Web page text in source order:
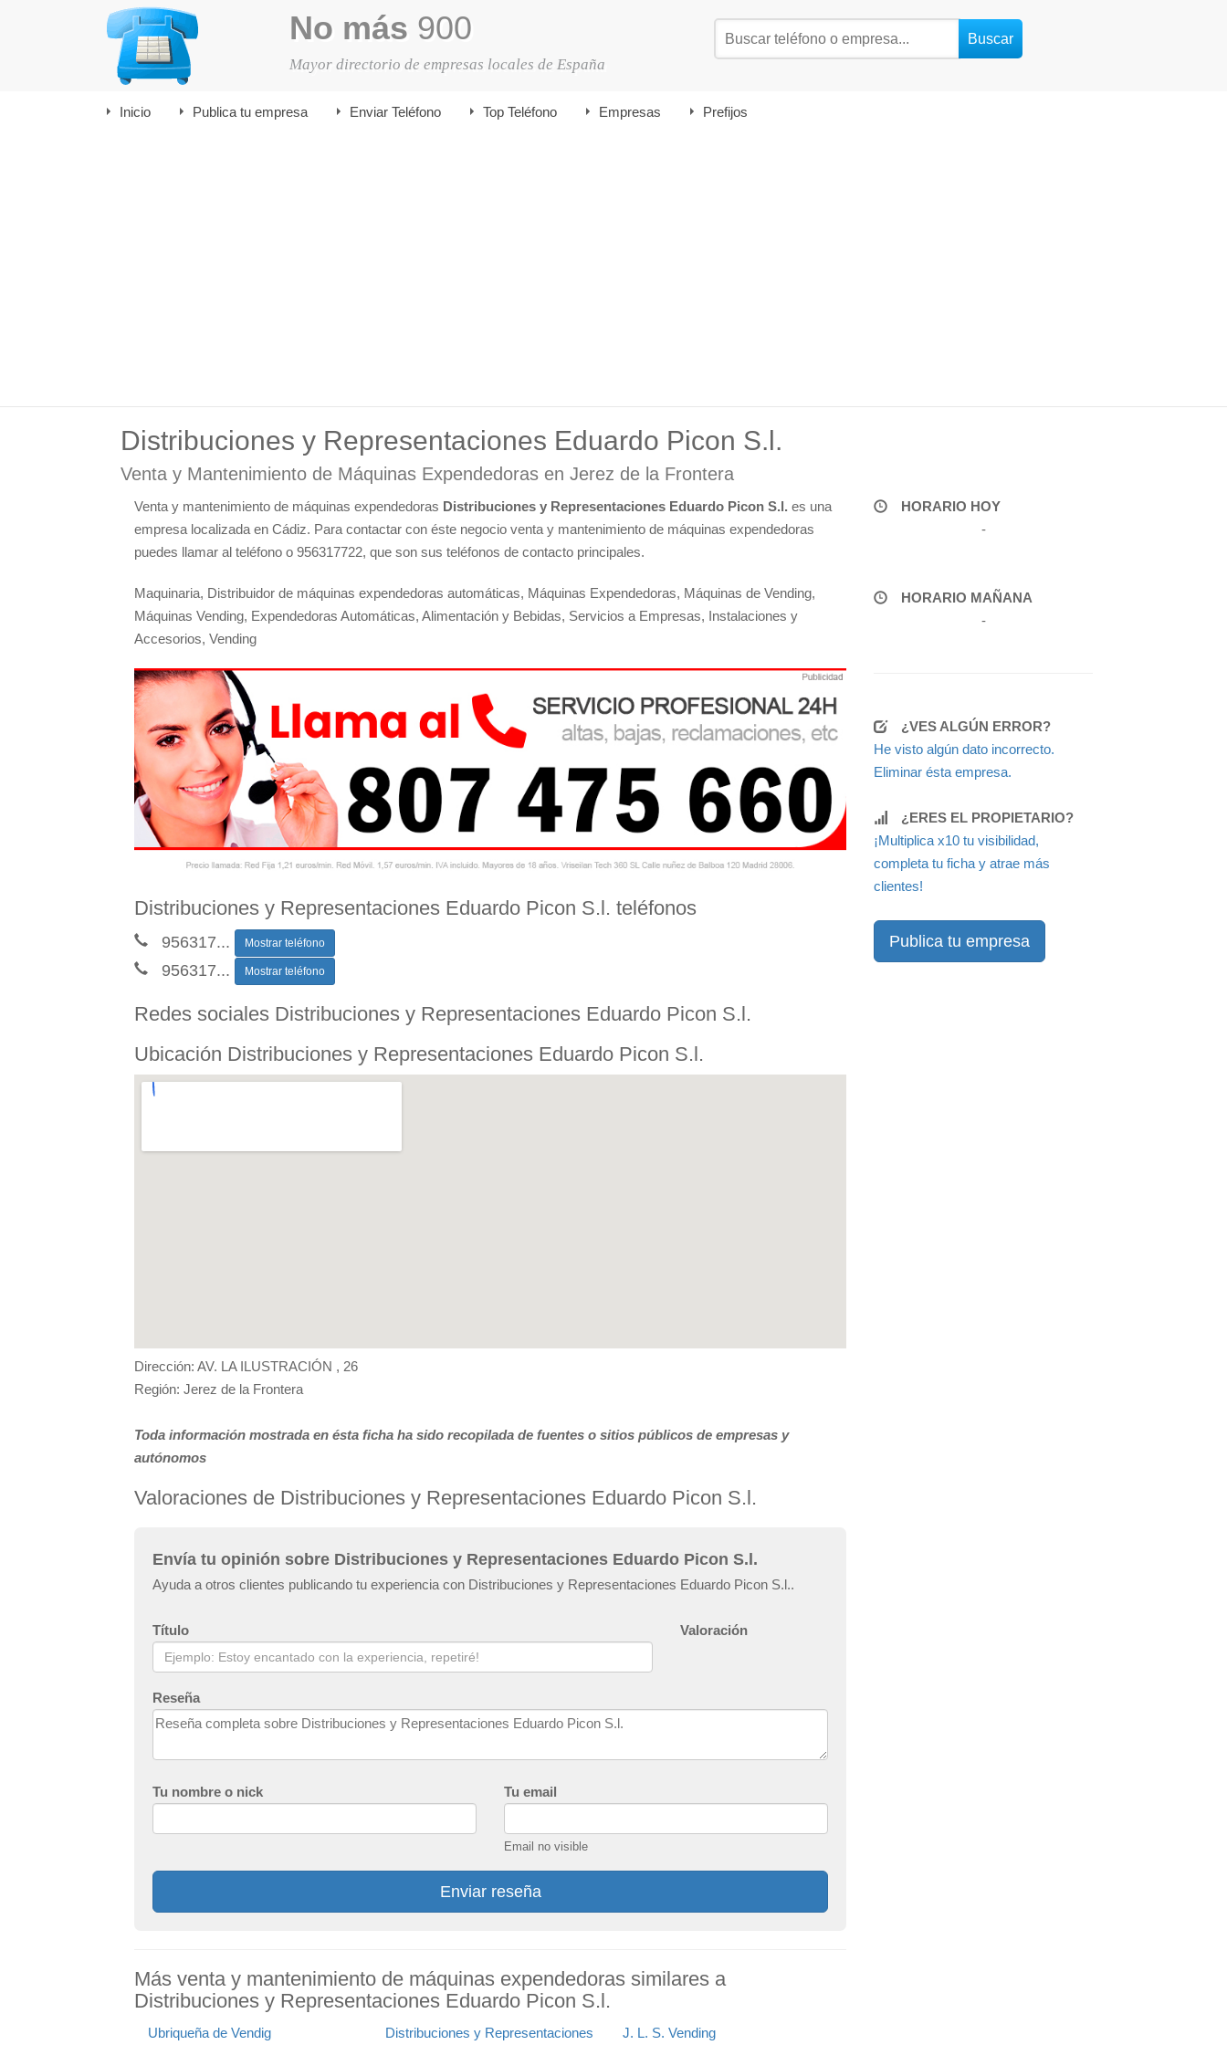
No más 900
Mayor directorio de empresas locales de España
Inicio Publica tu empresa Enviar Teléfono Top Teléfono Empresas Prefijos
Distribuciones y Representaciones Eduardo Picon S.l.
Venta y Mantenimiento de Máquinas Expendedoras en Jerez de la Frontera
Venta y mantenimiento de máquinas expendedoras Distribuciones y Representaciones Eduardo Picon S.l. es una
empresa localizada en Cádiz. Para contactar con éste negocio venta y mantenimiento de máquinas expendedoras
puedes llamar al teléfono o 956317722, que son sus teléfonos de contacto principales.
Maquinaria, Distribuidor de máquinas expendedoras automáticas, Máquinas Expendedoras, Máquinas de Vending,
Máquinas Vending, Expendedoras Automáticas, Alimentación y Bebidas, Servicios a Empresas, Instalaciones y
Accesorios, Vending
Distribuciones y Representaciones Eduardo Picon S.l. teléfonos
956317... Mostrar teléfono
956317... Mostrar teléfono
Redes sociales Distribuciones y Representaciones Eduardo Picon S.l.
Ubicación Distribuciones y Representaciones Eduardo Picon S.l.
Dirección: AV. LA ILUSTRACIÓN , 26
Región: Jerez de la Frontera
Toda información mostrada en ésta ficha ha sido recopilada de fuentes o sitios públicos de empresas y
autónomos
Valoraciones de Distribuciones y Representaciones Eduardo Picon S.l.
Envía tu opinión sobre Distribuciones y Representaciones Eduardo Picon S.l.
Ayuda a otros clientes publicando tu experiencia con Distribuciones y Representaciones Eduardo Picon S.l..
Título Valoración
Reseña
Tu nombre o nick Tu email
Email no visible
Enviar reseña
Más venta y mantenimiento de máquinas expendedoras similares a
Distribuciones y Representaciones Eduardo Picon S.l.
Ubriqueña de Vendig Distribuciones y Representaciones J. L. S. Vending
HORARIO HOY
-
HORARIO MAÑANA
-
¿VES ALGÚN ERROR?
He visto algún dato incorrecto.
Eliminar ésta empresa.
¿ERES EL PROPIETARIO?
¡Multiplica x10 tu visibilidad,
completa tu ficha y atrae más
clientes!
Publica tu empresa